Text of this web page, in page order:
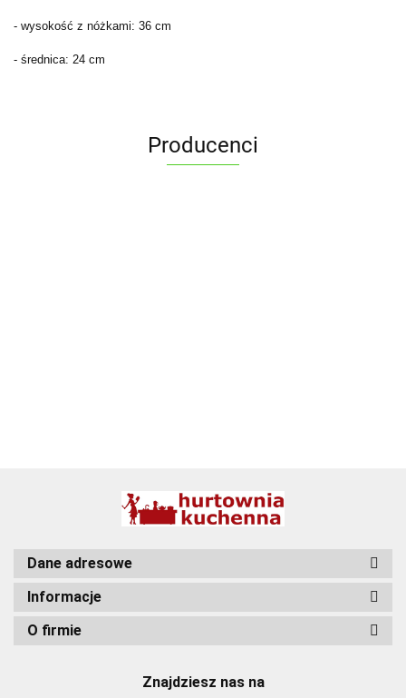
- wysokość z nóżkami: 36 cm
- średnica: 24 cm
Producenci
Dane adresowe
Informacje
O firmie
Znajdziesz nas na